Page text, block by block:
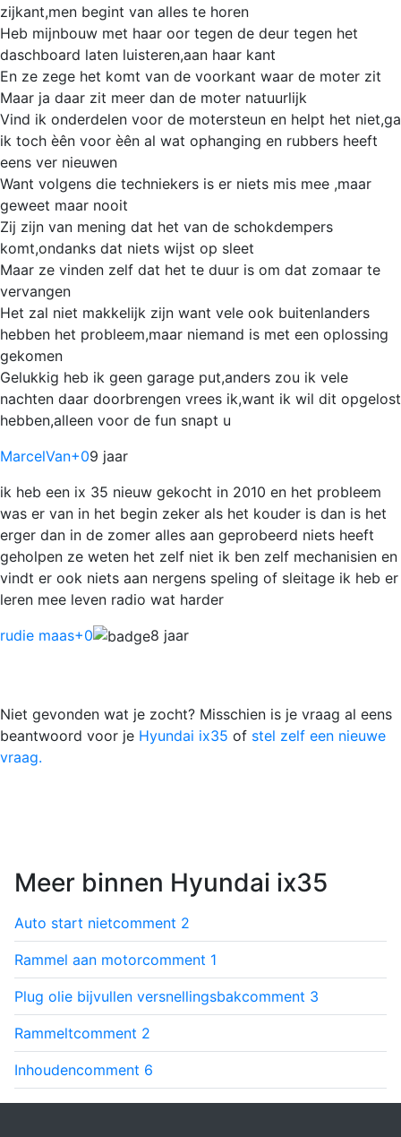
zijkant,men begint van alles te horen
Heb mijnbouw met haar oor tegen de deur tegen het
daschboard laten luisteren,aan haar kant
En ze zege het komt van de voorkant waar de moter zit
Maar ja daar zit meer dan de moter natuurlijk
Vind ik onderdelen voor de motersteun en helpt het niet,ga
ik toch èên voor èên al wat ophanging en rubbers heeft
eens ver nieuwen
Want volgens die techniekers is er niets mis mee ,maar
geweet maar nooit
Zij zijn van mening dat het van de schokdempers
komt,ondanks dat niets wijst op sleet
Maar ze vinden zelf dat het te duur is om dat zomaar te
vervangen
Het zal niet makkelijk zijn want vele ook buitenlanders
hebben het probleem,maar niemand is met een oplossing
gekomen
Gelukkig heb ik geen garage put,anders zou ik vele
nachten daar doorbrengen vrees ik,want ik wil dit opgelost
hebben,alleen voor de fun snapt u
MarcelVan+09 jaar
ik heb een ix 35 nieuw gekocht in 2010 en het probleem
was er van in het begin zeker als het kouder is dan is het
erger dan in de zomer alles aan geprobeerd niets heeft
geholpen ze weten het zelf niet ik ben zelf mechanisien en
vindt er ook niets aan nergens speling of sleitage ik heb er
leren mee leven radio wat harder
rudie maas+0 8 jaar
Niet gevonden wat je zocht? Misschien is je vraag al eens
beantwoord voor je Hyundai ix35 of stel zelf een nieuwe
vraag.
Meer binnen Hyundai ix35
Auto start nietcomment 2
Rammel aan motorcomment 1
Plug olie bijvullen versnellingsbakcomment 3
Rammeltcomment 2
Inhoudencomment 6